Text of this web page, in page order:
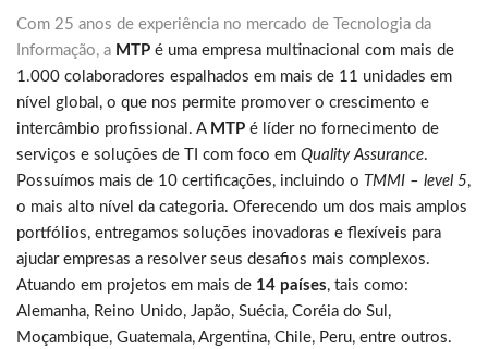
Com 25 anos de experiência no mercado de Tecnologia da
Informação, a MTP é uma empresa multinacional com mais de
1.000 colaboradores espalhados em mais de 11 unidades em
nível global, o que nos permite promover o crescimento e
intercâmbio profissional. A MTP é líder no fornecimento de
serviços e soluções de TI com foco em Quality Assurance.
Possuímos mais de 10 certificações, incluindo o TMMI – level 5,
o mais alto nível da categoria. Oferecendo um dos mais amplos
portfólios, entregamos soluções inovadoras e flexíveis para
ajudar empresas a resolver seus desafios mais complexos.
Atuando em projetos em mais de 14 países, tais como:
Alemanha, Reino Unido, Japão, Suécia, Coréia do Sul,
Moçambique, Guatemala, Argentina, Chile, Peru, entre outros.